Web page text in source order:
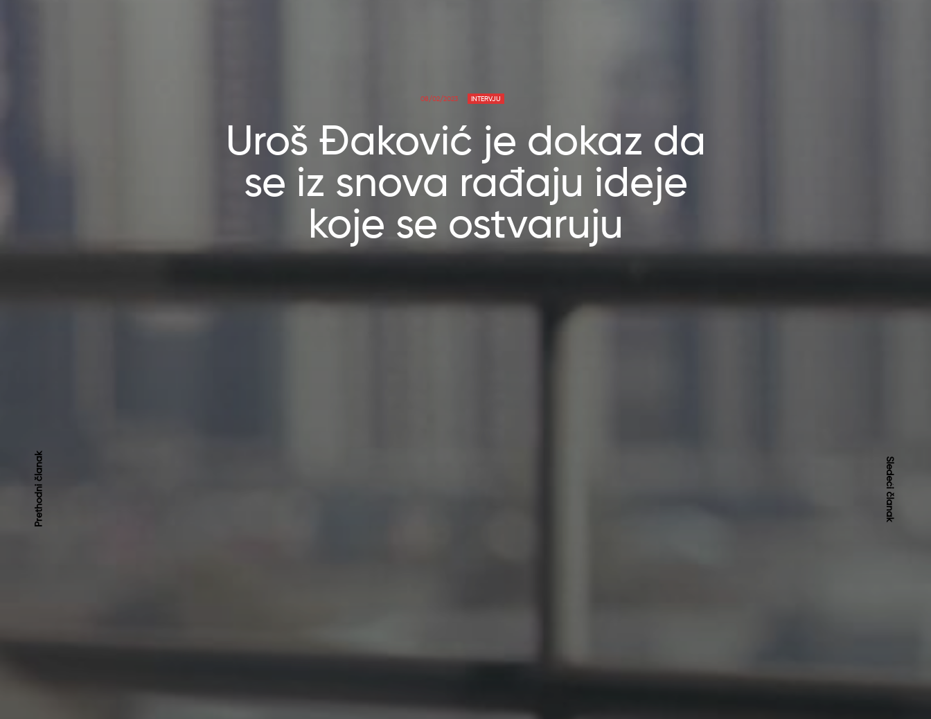
08/02/2023 INTERVJU
Uroš Đaković je dokaz da
se iz snova rađaju ideje
koje se ostvaruju
Kretanje
članaka
Prethodni članak Sledeći članak